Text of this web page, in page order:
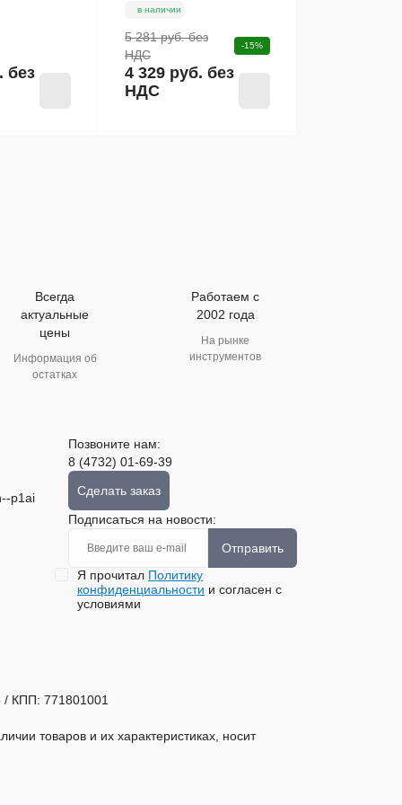
без
в наличии
5 281 руб.без
НДС
-15%
4 329 руб. без
НДС
Всегда
актуальные
цены
Информация об
остатках
Работаем с
2002 года
На рынке
инструментов
p1ai
Позвоните нам:
8 (4732) 01-69-39
Сделать заказ
Подписаться на новости:
Отправить
Я прочитал Политику
конфиденциальности и согласен с
условиями
КПП: 771801001
товаров и их характеристиках, носит